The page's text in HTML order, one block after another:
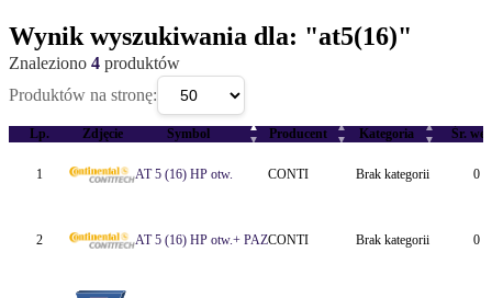
Biurem Obsługi Klienta QUAY
QUAY Suchy Las, ul.Kwarcowa 6
Wynik wyszukiwania dla: "at5(16)"
Znaleziono 4 produktów
Produktów na stronę:
Lp. Zdjęcie Symbol
▲
▼
Producent
▲
▼
Kategoria
▲
▼
Śr.
1 AT 5 (16) HP otw. CONTI Brak kategorii 0
2 AT 5 (16) HP otw.+ PAZCONTI Brak kategorii 0